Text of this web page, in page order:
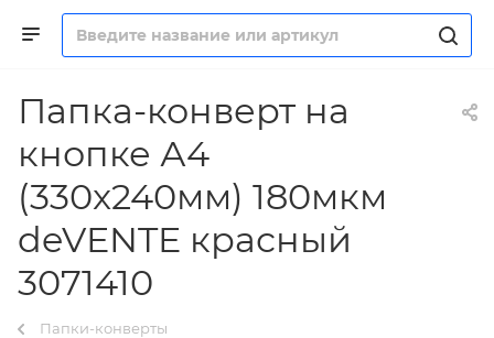
Папка-конверт на
кнопке А4
(330x240мм) 180мкм
deVENTE красный
3071410
Папки-конверты